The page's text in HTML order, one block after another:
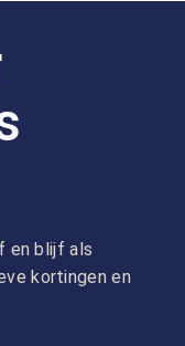
en blijf als
kortingen en